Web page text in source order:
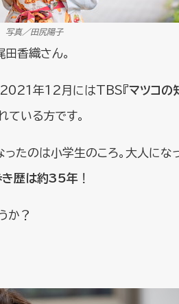
写真／田尻陽子
香織さん。
2021年12月にはTBS『マツコの
ている方です。
ったのは小学生のころ。大人に
き歴は約35年 ！
か？